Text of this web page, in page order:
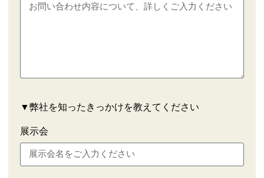
▼弊社を知ったきっかけを教えてください
展示会